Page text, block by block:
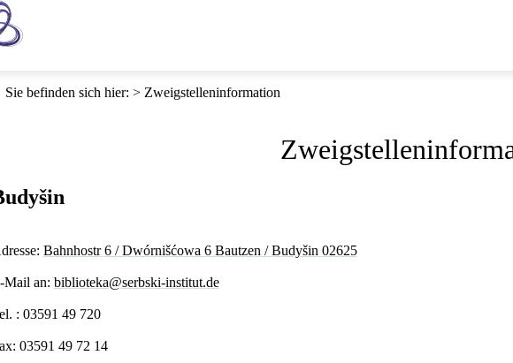
Sie befinden sich hier: Zweigstelleninformation
Bahnhostr 6 / Dwórnišćowa 6 Bautzen / Budyšin 02625
Mail an: biblioteka@serbski-institut.de
: 03591 49 720
03591 49 72 14